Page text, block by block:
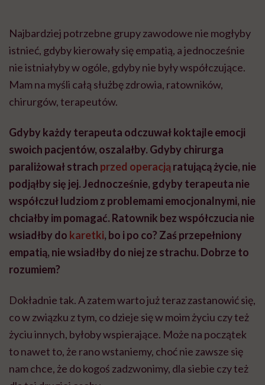
Najbardziej potrzebne grupy zawodowe nie mogłyby
istnieć, gdyby kierowały się empatią, a jednocześnie
nie istniałyby w ogóle, gdyby nie były współczujące.
Mam na myśli całą służbę zdrowia, ratowników,
chirurgów, terapeutów.
Gdyby każdy terapeuta odczuwał koktajle emocji
swoich pacjentów, oszalałby. Gdyby chirurga
paraliżował strach przed operacjąratującą życie, nie
podjąłby się jej. Jednocześnie, gdyby terapeuta nie
współczuł ludziom z problemami emocjonalnymi, nie
chciałby im pomagać. Ratownik bez współczucia nie
wsiadłby do karetki, bo i po co? Zaś przepełniony
empatią, nie wsiadłby do niej ze strachu. Dobrze to
rozumiem?
Dokładnie tak. A zatem warto już teraz zastanowić się,
co w związku z tym, co dzieje się w moim życiu czy też
życiu innych, byłoby wspierające. Może na początek
to nawet to, że rano wstaniemy, choć nie zawsze się
nam chce, że do kogoś zadzwonimy, dla siebie czy też